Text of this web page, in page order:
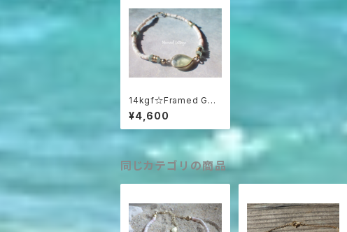
14kgf☆Framed Ge
mstone Beach Brac
elet 葡萄石☆プレナ
イトのビーチブレスレッ
ト☆ゆったりサイズ☆
¥4,600
同じカテゴリの商品